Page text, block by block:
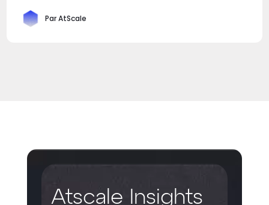
Par AtScale
Atscale Insights